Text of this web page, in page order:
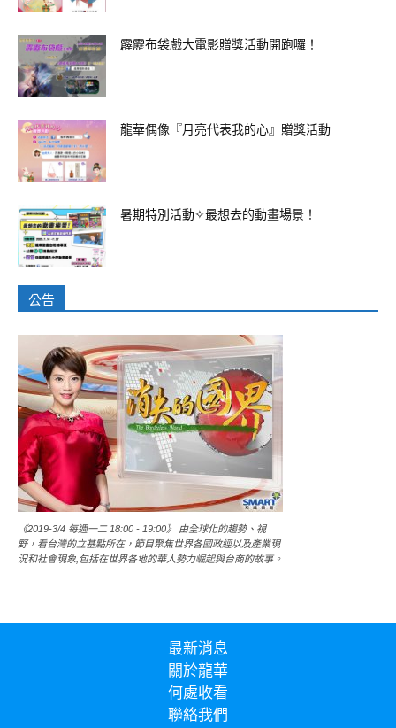
霹靂布袋戲大電影贈獎活動開跑囉！
龍華偶像『月亮代表我的心』贈獎活動
暑期特別活動✧最想去的動畫場景！
公告
《2019-3/4 每週一二 18:00 - 19:00》 由全球化的趨勢、視
野，看台灣的立基點所在，節目聚焦世界各國政經以及產業現
況和社會現象,包括在世界各地的華人勢力崛起與台商的故事。
最新消息
關於龍華
何處收看
聯絡我們